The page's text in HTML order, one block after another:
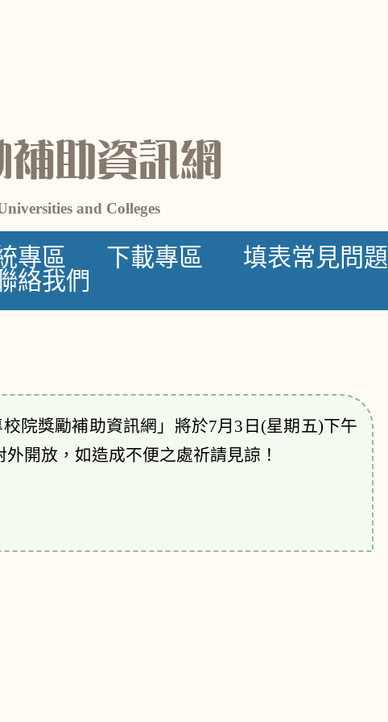
助資訊網
and Colleges
專區 下載專區 填表常見問題
絡我們
院獎勵補助資訊網 」 將於7月3日(星期五)下午
開放，如造成不便之處祈請見諒！